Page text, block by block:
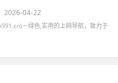
2026-04-22
－绿色,实用的上网导航，致力于